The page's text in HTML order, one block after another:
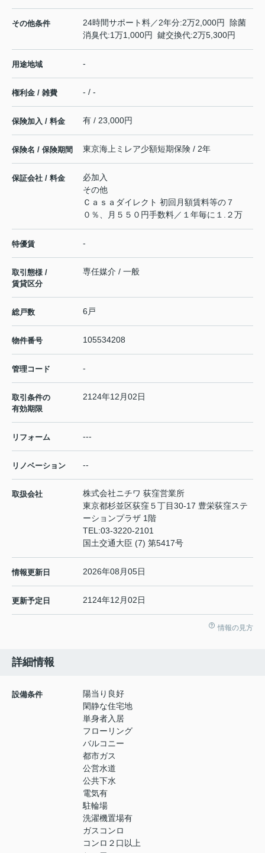
その他条件
24時間サポート料／2年分:2万2,000円 除菌
消臭代:1万1,000円 鍵交換代:2万5,300円
用途地域 -
権利金 / 雑費 - / -
保険加入 / 料金 有 / 23,000円
保険名 / 保険期間 東京海上ミレア少額短期保険 / 2年
保証会社 / 料金
必加入
その他
Ｃａｓａダイレクト 初回月額賃料等の７
０％、月５５０円手数料／１年毎に１.２万
特優賃 -
取引態様 /
賃貸区分
専任媒介 / 一般
総戸数 6戸
物件番号 105534208
管理コード -
取引条件の
有効期限
2124年12月02日
リフォーム ---
リノベーション --
取扱会社
株式会社ニチワ 荻窪営業所
東京都杉並区荻窪５丁目30-17 豊栄荻窪ステ
ーションプラザ 1階
TEL:03-3220-2101
国土交通大臣 (7) 第5417号
情報更新日 2026年08月05日
更新予定日 2124年12月02日
情報の見方
詳細情報
設備条件
陽当り良好
閑静な住宅地
単身者入居
フローリング
バルコニー
都市ガス
公営水道
公共下水
電気有
駐輪場
洗濯機置場有
ガスコンロ
コンロ２口以上